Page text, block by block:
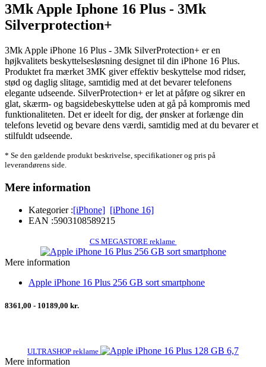
3Mk Apple Iphone 16 Plus - 3Mk
Silverprotection+
3Mk Apple iPhone 16 Plus - 3Mk SilverProtection+ er en
højkvalitets beskyttelsesløsning designet til din iPhone 16 Plus.
Produktet fra mærket 3MK giver effektiv beskyttelse mod ridser,
stød og daglig slitage, samtidig med at det bevarer telefonens
elegante udseende. SilverProtection+ er let at påføre og sikrer en
glat, skærm- og bagsidebeskyttelse uden at gå på kompromis med
funktionaliteten. Det er ideelt for dig, der ønsker at forlænge din
telefons levetid og bevare dens værdi, samtidig med at du bevarer et
stilfuldt udseende.
* Se den gældende produkt beskrivelse, specifikationer og pris på
leverandørens side.
Mere information
Kategorier :[iPhone] [iPhone 16]
EAN :5903108589215
CS MEGASTORE reklame
Mere information
Apple iPhone 16 Plus 256 GB sort smartphone
8361,00 - 10189,00 kr.
ULTRASHOP reklame
Mere information